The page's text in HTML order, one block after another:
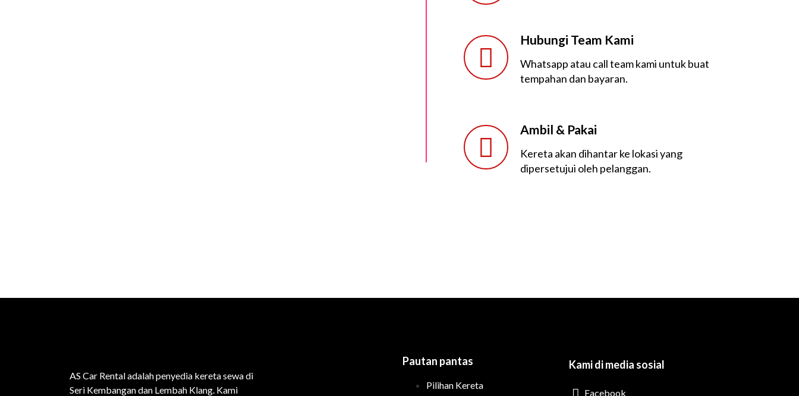
Hubungi Team Kami
Whatsapp atau call team kami untuk buat
tempahan dan bayaran.
Ambil & Pakai
Kereta akan dihantar ke lokasi yang
dipersetujui oleh pelanggan.
AS Car Rental adalah penyedia kereta sewa di
Seri Kembangan dan Lembah Klang. Kami
Pautan pantas
Pilihan Kereta
Kami di media sosial
Facebook